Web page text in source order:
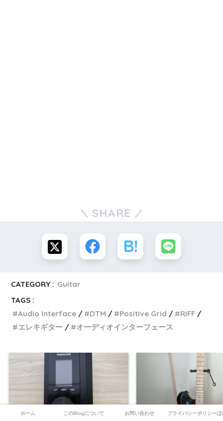
SHARE
CATEGORY : Guitar
TAGS :
Audio Interface
DTM Positive Grid
RIFF
エレキギター
オーディオインターフェース
ホーム このBlogについて お問い合わせ プライバシーポリシーほ